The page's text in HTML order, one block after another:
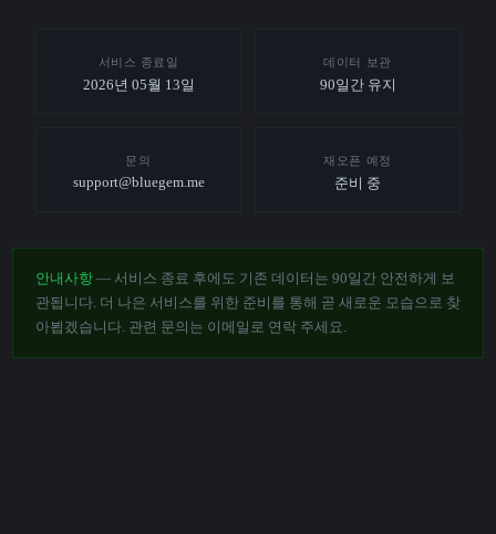
서비스 종료일
2026년 05월 13일
데이터 보관
90일간 유지
문의
support@bluegem.me
재오픈 예정
준비 중
안내사항 — 서비스 종료 후에도 기존 데이터는 90일간 안전하게 보
관됩니다. 더 나은 서비스를 위한 준비를 통해 곧 새로운 모습으로 찾
아뵙겠습니다. 관련 문의는 이메일로 연락 주세요.